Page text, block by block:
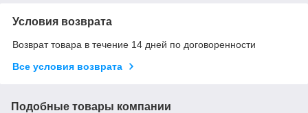
Условия возврата
Возврат товара в течение 14 дней по договоренности
Все условия возврата
Подобные товары компании